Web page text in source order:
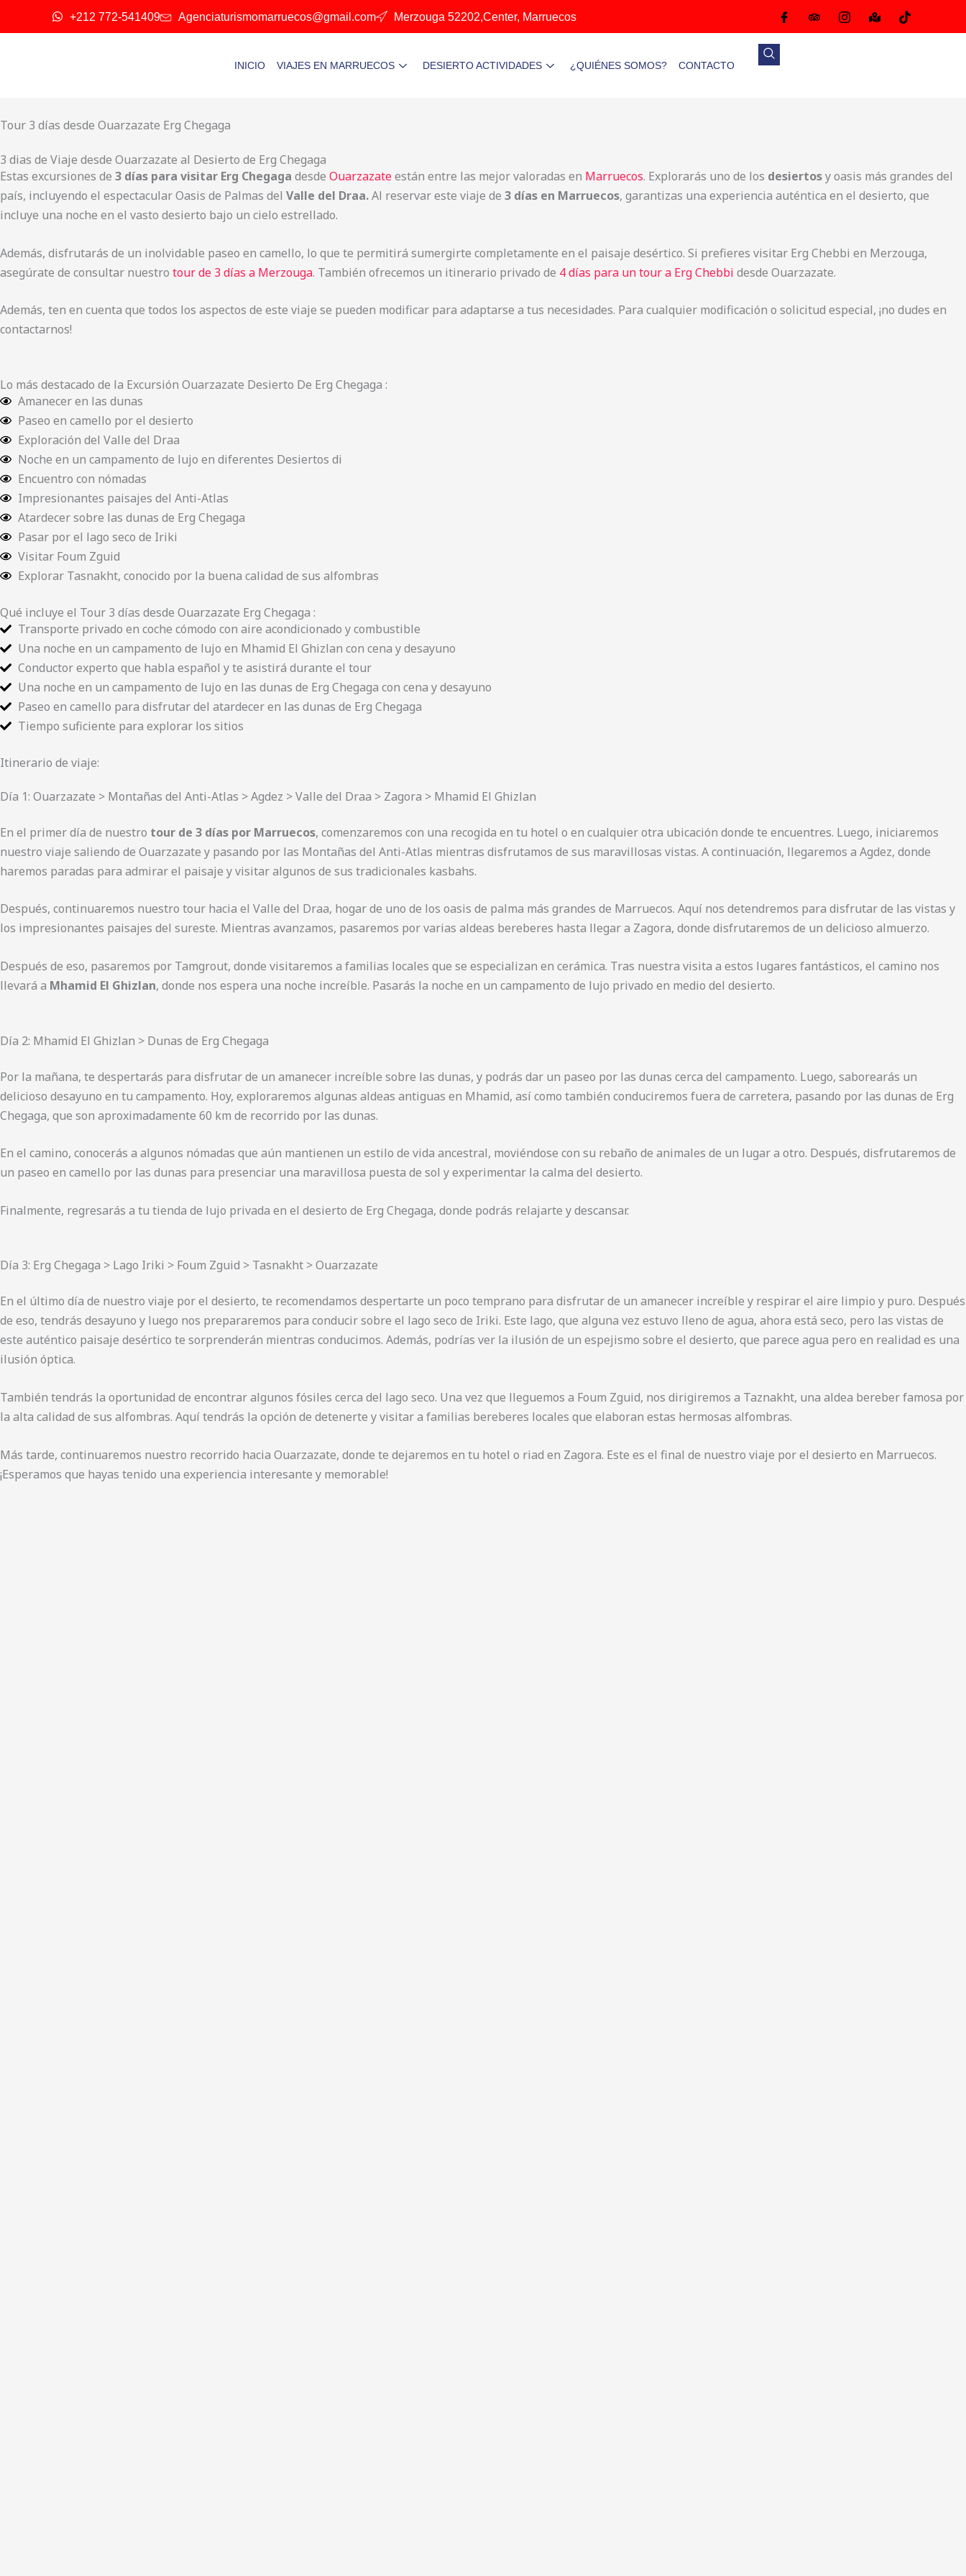
+212 772-541409 Agenciaturismomarruecos@gmail.com Merzouga 52202,Center, Marruecos
INICIO VIAJES EN MARRUECOS DESIERTO ACTIVIDADES ¿QUIÉNES SOMOS? CONTACTO
Tour 3 días desde Ouarzazate Erg Chegaga
3 dias de Viaje desde Ouarzazate al Desierto de Erg Chegaga
Estas excursiones de 3 días para visitar Erg Chegaga desde Ouarzazateestán entre las mejor valoradas en Marruecos. Explorarás uno de los desiertosy oasis más grandes del
país, incluyendo el espectacular Oasis de Palmas del Valle del Draa.Al reservar este viaje de 3 días en Marruecos, garantizas una experiencia auténtica en el desierto, que
incluye una noche en el vasto desierto bajo un cielo estrellado.
Además, disfrutarás de un inolvidable paseo en camello, lo que te permitirá sumergirte completamente en el paisaje desértico. Si prefieres visitar Erg Chebbi en Merzouga,
asegúrate de consultar nuestro tour de 3 días a Merzouga. También ofrecemos un itinerario privado de 4 días para un tour a Erg Chebbi desde Ouarzazate.
Además, ten en cuenta que todos los aspectos de este viaje se pueden modificar para adaptarse a tus necesidades. Para cualquier modificación o solicitud especial, ¡no dudes en
contactarnos!
Lo más destacado de la Excursión Ouarzazate Desierto De Erg Chegaga :
Amanecer en las dunas
Paseo en camello por el desierto
Exploración del Valle del Draa
Noche en un campamento de lujo en diferentes Desiertos di
Encuentro con nómadas
Impresionantes paisajes del Anti-Atlas
Atardecer sobre las dunas de Erg Chegaga
Pasar por el lago seco de Iriki
Visitar Foum Zguid
Explorar Tasnakht, conocido por la buena calidad de sus alfombras
Qué incluye el Tour 3 días desde Ouarzazate Erg Chegaga :
Transporte privado en coche cómodo con aire acondicionado y combustible
Una noche en un campamento de lujo en Mhamid El Ghizlan con cena y desayuno
Conductor experto que habla español y te asistirá durante el tour
Una noche en un campamento de lujo en las dunas de Erg Chegaga con cena y desayuno
Paseo en camello para disfrutar del atardecer en las dunas de Erg Chegaga
Tiempo suficiente para explorar los sitios
Itinerario de viaje:
Día 1: Ouarzazate > Montañas del Anti-Atlas > Agdez > Valle del Draa > Zagora > Mhamid El Ghizlan
En el primer día de nuestro tour de 3 días por Marruecos, comenzaremos con una recogida en tu hotel o en cualquier otra ubicación donde te encuentres. Luego, iniciaremos
nuestro viaje saliendo de Ouarzazate y pasando por las Montañas del Anti-Atlas mientras disfrutamos de sus maravillosas vistas. A continuación, llegaremos a Agdez, donde
haremos paradas para admirar el paisaje y visitar algunos de sus tradicionales kasbahs.
Después, continuaremos nuestro tour hacia el Valle del Draa, hogar de uno de los oasis de palma más grandes de Marruecos. Aquí nos detendremos para disfrutar de las vistas y
los impresionantes paisajes del sureste. Mientras avanzamos, pasaremos por varias aldeas bereberes hasta llegar a Zagora, donde disfrutaremos de un delicioso almuerzo.
Después de eso, pasaremos por Tamgrout, donde visitaremos a familias locales que se especializan en cerámica. Tras nuestra visita a estos lugares fantásticos, el camino nos
llevará a Mhamid El Ghizlan, donde nos espera una noche increíble. Pasarás la noche en un campamento de lujo privado en medio del desierto.
Día 2: Mhamid El Ghizlan > Dunas de Erg Chegaga
Por la mañana, te despertarás para disfrutar de un amanecer increíble sobre las dunas, y podrás dar un paseo por las dunas cerca del campamento. Luego, saborearás un
delicioso desayuno en tu campamento. Hoy, exploraremos algunas aldeas antiguas en Mhamid, así como también conduciremos fuera de carretera, pasando por las dunas de Erg
Chegaga, que son aproximadamente 60 km de recorrido por las dunas.
En el camino, conocerás a algunos nómadas que aún mantienen un estilo de vida ancestral, moviéndose con su rebaño de animales de un lugar a otro. Después, disfrutaremos de
un paseo en camello por las dunas para presenciar una maravillosa puesta de sol y experimentar la calma del desierto.
Finalmente, regresarás a tu tienda de lujo privada en el desierto de Erg Chegaga, donde podrás relajarte y descansar.
Día 3: Erg Chegaga > Lago Iriki > Foum Zguid > Tasnakht > Ouarzazate
En el último día de nuestro viaje por el desierto, te recomendamos despertarte un poco temprano para disfrutar de un amanecer increíble y respirar el aire limpio y puro. Después
de eso, tendrás desayuno y luego nos prepararemos para conducir sobre el lago seco de Iriki. Este lago, que alguna vez estuvo lleno de agua, ahora está seco, pero las vistas de
este auténtico paisaje desértico te sorprenderán mientras conducimos. Además, podrías ver la ilusión de un espejismo sobre el desierto, que parece agua pero en realidad es una
ilusión óptica.
También tendrás la oportunidad de encontrar algunos fósiles cerca del lago seco. Una vez que lleguemos a Foum Zguid, nos dirigiremos a Taznakht, una aldea bereber famosa por
la alta calidad de sus alfombras. Aquí tendrás la opción de detenerte y visitar a familias bereberes locales que elaboran estas hermosas alfombras.
Más tarde, continuaremos nuestro recorrido hacia Ouarzazate, donde te dejaremos en tu hotel o riad en Zagora. Este es el final de nuestro viaje por el desierto en Marruecos.
¡Esperamos que hayas tenido una experiencia interesante y memorable!